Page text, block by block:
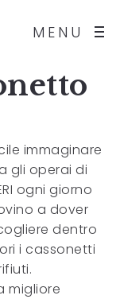
MENU
immaginare
gli operai di
ogni giorno
a dover
dentro
i cassonetti
migliore